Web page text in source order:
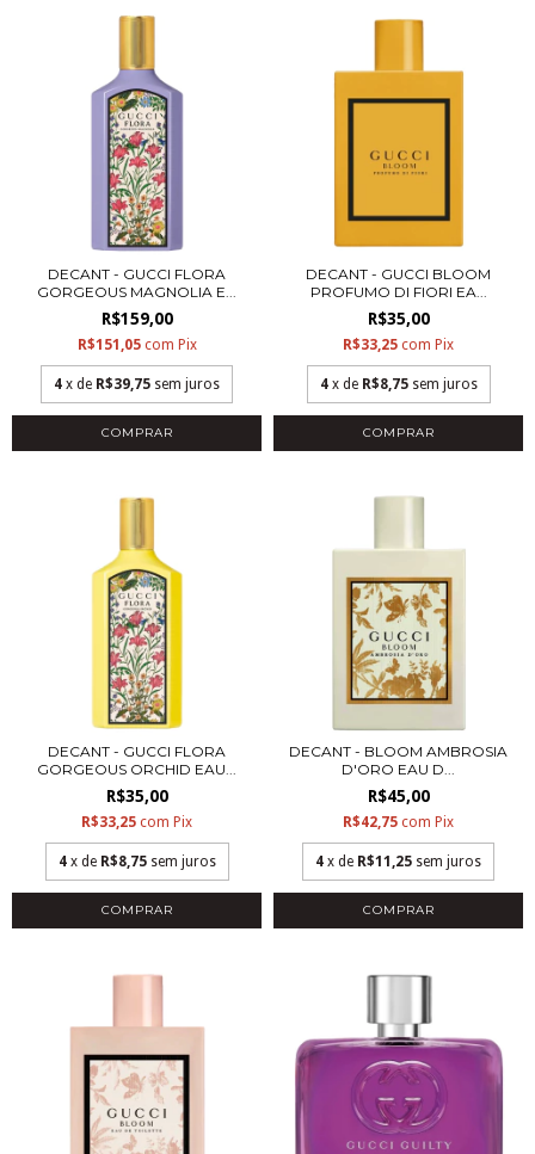
DECANT - GUCCI FLORA
GORGEOUS MAGNOLIA E...
R$159,00
R$151,05 com Pix
4 x de R$39,75 sem juros
COMPRAR
DECANT - GUCCI BLOOM
PROFUMO DI FIORI EA...
R$35,00
R$33,25 com Pix
4 x de R$8,75 sem juros
COMPRAR
DECANT - GUCCI FLORA
GORGEOUS ORCHID EAU...
R$35,00
R$33,25 com Pix
4 x de R$8,75 sem juros
COMPRAR
DECANT - BLOOM AMBROSIA
D'ORO EAU D...
R$45,00
R$42,75 com Pix
4 x de R$11,25 sem juros
COMPRAR